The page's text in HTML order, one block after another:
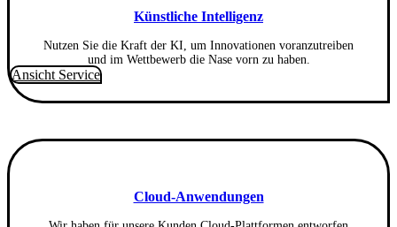
Künstliche Intelligenz
Nutzen Sie die Kraft der KI, um Innovationen voranzutreiben
und im Wettbewerb die Nase vorn zu haben.
Ansicht Service
Cloud-Anwendungen